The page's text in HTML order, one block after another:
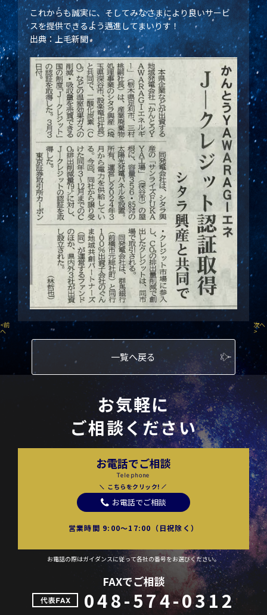
これからも誠実に、そしてみなさまにより良いサービ
スを提供できるよう邁進してまいりす！
出典：上毛新聞
<前
へ
一覧へ戻る
次へ
>
お気軽に
ご相談ください
お電話でご相談
Telephone
こちらをクリック!
お電話でご相談
営業時間 9:00〜17:00（日祝除く）
お電話の際はガイダンスに従って各社の番号をお選びください。
FAXでご相談
048-574-0312